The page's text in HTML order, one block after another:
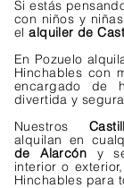
Si estás
con niños y
elalquiler de
En Pozuelo
Hinchables con
encargado de
divertida y
Nuestros
alquilan en
de Alarcón y
interior o
Hinchables para